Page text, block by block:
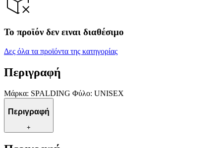
Το προϊόν δεν ειναι διαθέσιμο
Δες όλα τα προϊόντα της κατηγορίας
Περιγραφή
Μάρκα: SPALDING Φύλο: UNISEX
Περιγραφή
+